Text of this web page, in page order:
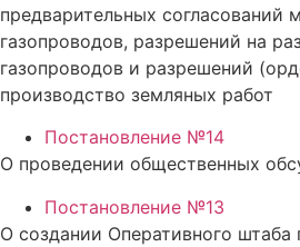
предварительных согласований
газопроводов, разрешений на
газопроводов и разрешений
производство земляных работ
Постановление №14
О проведении общественных
Постановление №13
О создании Оперативного